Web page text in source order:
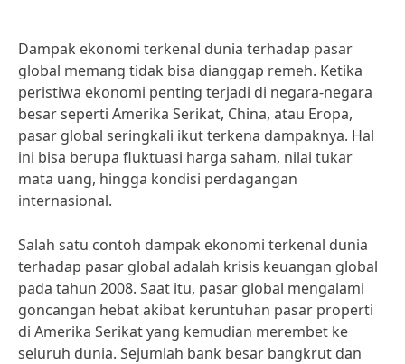
Dampak ekonomi terkenal dunia terhadap pasar
global memang tidak bisa dianggap remeh. Ketika
peristiwa ekonomi penting terjadi di negara-negara
besar seperti Amerika Serikat, China, atau Eropa,
pasar global seringkali ikut terkena dampaknya. Hal
ini bisa berupa fluktuasi harga saham, nilai tukar
mata uang, hingga kondisi perdagangan
internasional.
Salah satu contoh dampak ekonomi terkenal dunia
terhadap pasar global adalah krisis keuangan global
pada tahun 2008. Saat itu, pasar global mengalami
goncangan hebat akibat keruntuhan pasar properti
di Amerika Serikat yang kemudian merembet ke
seluruh dunia. Sejumlah bank besar bangkrut dan